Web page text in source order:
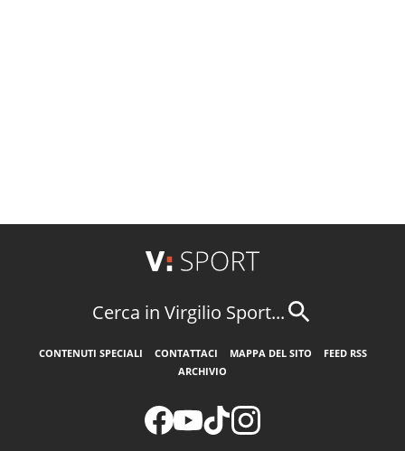
Cerca in Virgilio Sport...
CONTENUTI SPECIALI CONTATTACI MAPPA DEL SITO
FEED RSS
ARCHIVIO